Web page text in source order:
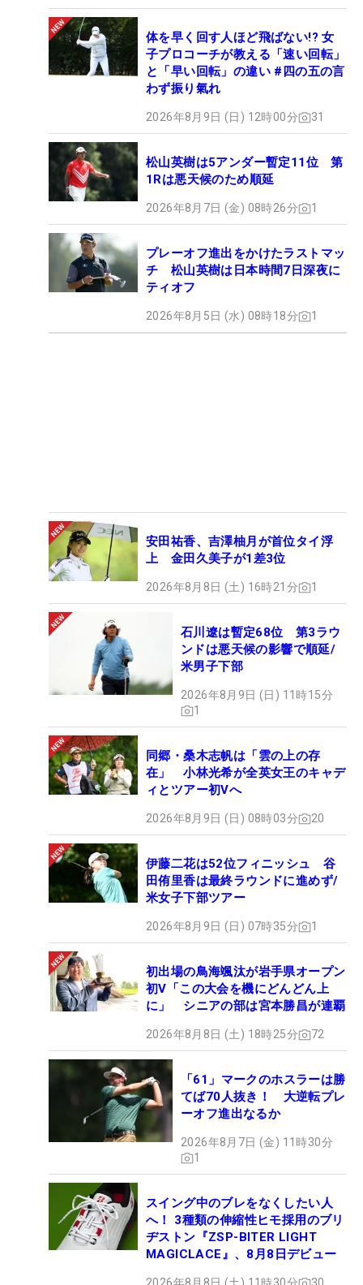
体を早く回す人ほど飛ばない!? 女
子プロコーチが教える「速い回転」
と「早い回転」の違い #四の五の言
わず振り氣れ
2026年8月9日 (日) 12時00分 31
松山英樹は5アンダー暫定11位 第
1Rは悪天候のため順延
2026年8月7日 (金) 08時26分 1
プレーオフ進出をかけたラストマッ
チ 松山英樹は日本時間7日深夜に
ティオフ
2026年8月5日 (水) 08時18分 1
安田祐香、吉澤柚月が首位タイ浮
上 金田久美子が1差3位
2026年8月8日 (土) 16時21分 1
石川遼は暫定68位 第3ラウ
ンドは悪天候の影響で順延/
米男子下部
2026年8月9日 (日) 11時15分
1
同郷・桑木志帆は「雲の上の存
在」 小林光希が全英女王のキャデ
ィとツアー初Vへ
2026年8月9日 (日) 08時03分 20
伊藤二花は52位フィニッシュ 谷
田侑里香は最終ラウンドに進めず/
米女子下部ツアー
2026年8月9日 (日) 07時35分 1
初出場の鳥海颯汰が岩手県オープン
初V「この大会を機にどんどん上
に」 シニアの部は宮本勝昌が連覇
2026年8月8日 (土) 18時25分 72
「61」マークのホスラーは勝
てば70人抜き！ 大逆転プレ
ーオフ進出なるか
2026年8月7日 (金) 11時30分
1
スイング中のブレをなくしたい人
へ！ 3種類の伸縮性ヒモ採用のブリ
ヂストン『ZSP-BITER LIGHT
MAGICLACE』、8月8日デビュー